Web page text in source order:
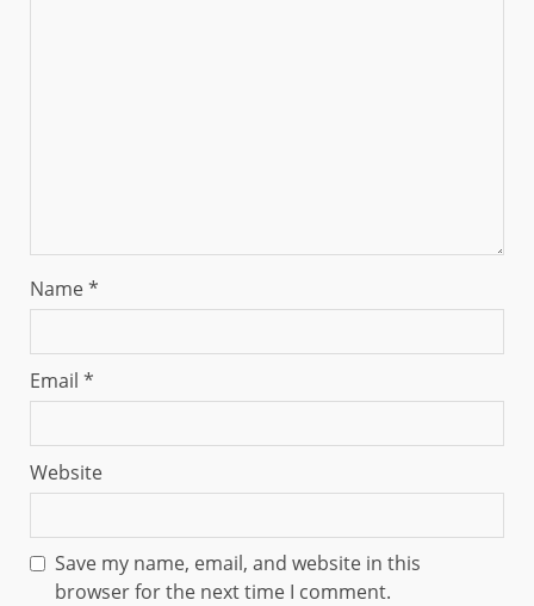
Name*
Email *
Website
Save my name, email, and website in this
browser for the next time I comment.